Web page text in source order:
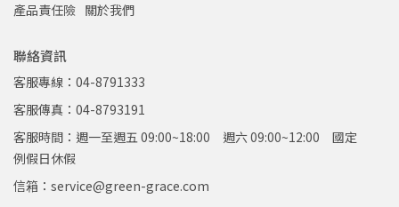
產品責任險 關於我們
聯絡資訊
客服專線：04-8791333
客服傳真：04-8793191
客服時間：週一至週五 09:00~18:00 週六 09:00~12:00 國定
例假日休假
信箱：service@green-grace.com